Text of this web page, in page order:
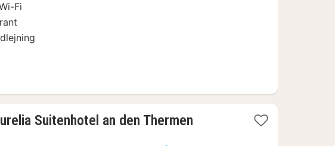
Fi
Suitenhotel an den Thermen